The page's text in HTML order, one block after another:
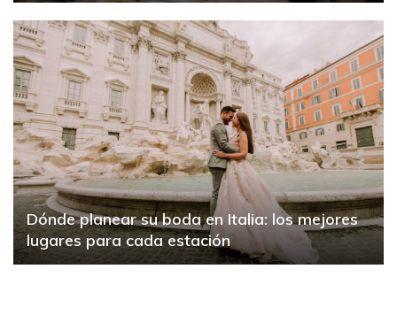
Dónde planear su boda en Italia: los mejores
lugares para cada estación